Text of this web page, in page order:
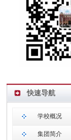
快速导航
学校概况
集团简介